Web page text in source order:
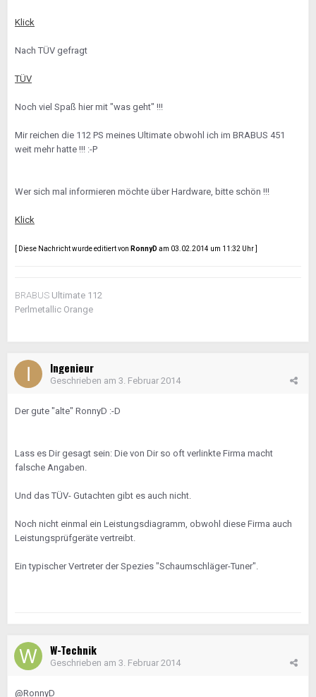
Klick
Nach TÜV gefragt
TÜV
Noch viel Spaß hier mit "was geht" !!!
Mir reichen die 112 PS meines Ultimate obwohl ich im BRABUS 451
weit mehr hatte !!! :-P
Wer sich mal informieren möchte über Hardware, bitte schön !!!
Klick
[ Diese Nachricht wurde editiert von RonnyD am 03.02.2014 um 11:32 Uhr ]
BRABUS Ultimate 112
Perlmetallic Orange
Ingenieur
Geschrieben am 3. Februar 2014
Der gute "alte" RonnyD :-D
Lass es Dir gesagt sein: Die von Dir so oft verlinkte Firma macht
falsche Angaben.
Und das TÜV- Gutachten gibt es auch nicht.
Noch nicht einmal ein Leistungsdiagramm, obwohl diese Firma auch
Leistungsprüfgeräte vertreibt.
Ein typischer Vertreter der Spezies "Schaumschläger-Tuner".
W-Technik
Geschrieben am 3. Februar 2014
@RonnyD